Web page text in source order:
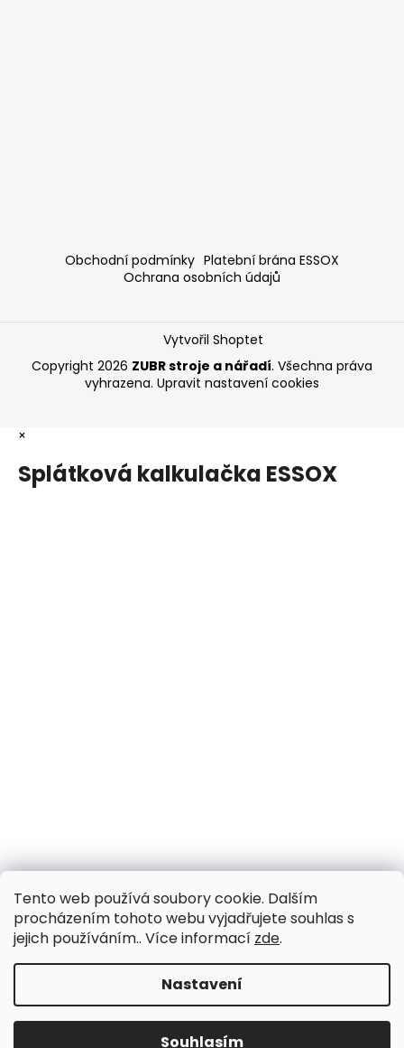
Tento web používá soubory cookie. Dalším
procházením tohoto webu vyjadřujete souhlas s
jejich používáním.. Více informací zde.
Nastavení
Souhlasím
Obchodní podmínky Platební brána ESSOX
Ochrana osobních údajů
Vytvořil Shoptet
Copyright 2026 ZUBR stroje a nářadí. Všechna práva
vyhrazena. Upravit nastavení cookies
×
Splátková kalkulačka ESSOX